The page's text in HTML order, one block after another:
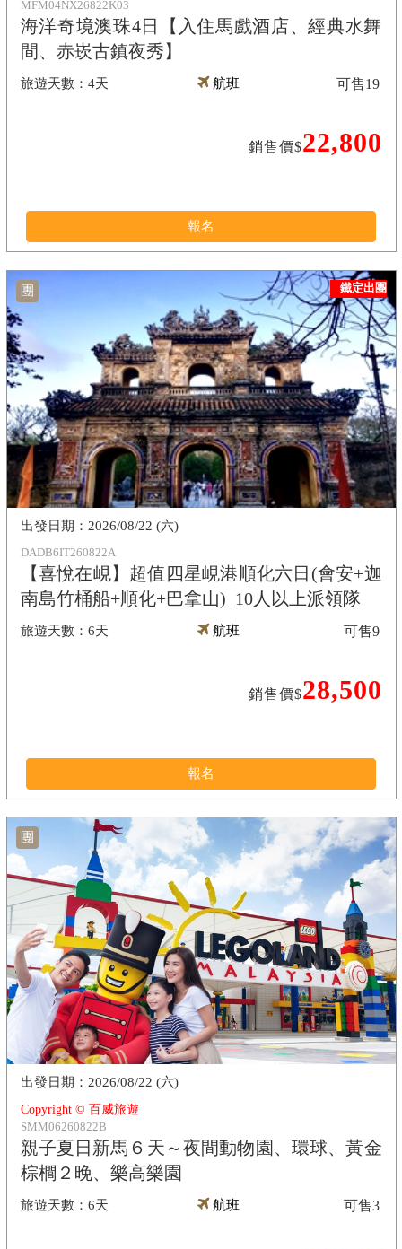
MFM04NX26822K03
海洋奇境澳珠4日【入住馬戲酒店、經典水舞
間、赤崁古鎮夜秀】
4天 航班
銷售價$22,800
可售19
報名
團
DADB6IT260822A
【喜悅在峴】超值四星峴港順化六日(會安+迦
南島竹桶船+順化+巴拿山)_10人以上派領隊
6天
2026/08/22 (六)
航班
銷售價$28,500
可售9
報名
鐵定出團
團
Copyright © 百威旅遊
SMM06260822B
親子夏日新馬６天～夜間動物園、環球、黃金
棕櫚２晚、樂高樂園
6天
2026/08/22 (六)
航班 可售3